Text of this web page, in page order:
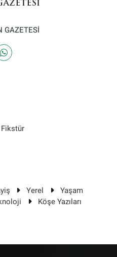
GAZETESİ
Fikstür
Yerel
Yaşam
Köşe Yazıları